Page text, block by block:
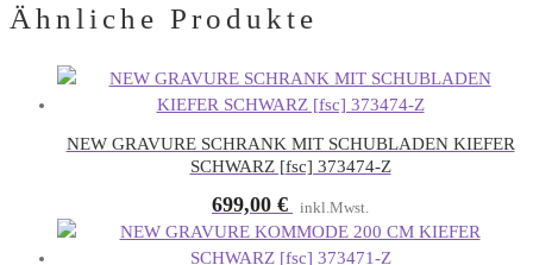
Ähnliche Produkte
NEW GRAVURE SCHRANK MIT SCHUBLADEN KIEFER
SCHWARZ [fsc] 373474-Z
699,00 € inkl.Mwst.